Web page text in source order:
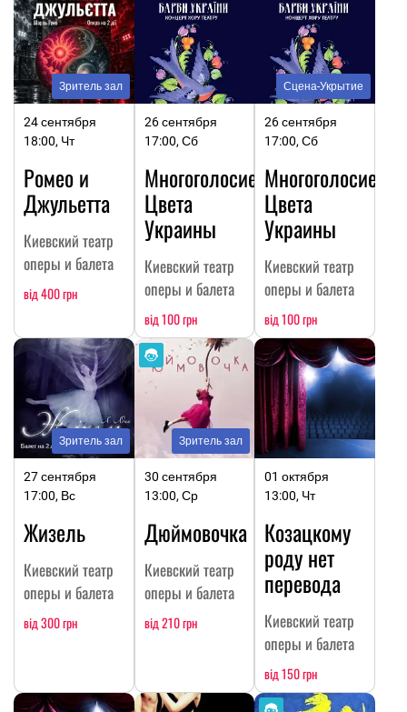
Зритель зал
24 сентября
18:00, Чт
Ромео и
Джульетта
Киевский театр
оперы и балета
від 400 грн
26 сентября
17:00, Сб
Многоголосие.
Цвета
Украины
Киевский театр
оперы и балета
від 100 грн
Сцена-Укрытие
26 сентября
17:00, Сб
Многоголосие.
Цвета
Украины
Киевский театр
оперы и балета
від 100 грн
Зритель зал
27 сентября
17:00, Вс
Жизель
Киевский театр
оперы и балета
від 300 грн
Зритель зал
30 сентября
13:00, Ср
Дюймовочка
Киевский театр
оперы и балета
від 210 грн
01 октября
13:00, Чт
Козацкому
роду нет
перевода
Киевский театр
оперы и балета
від 150 грн